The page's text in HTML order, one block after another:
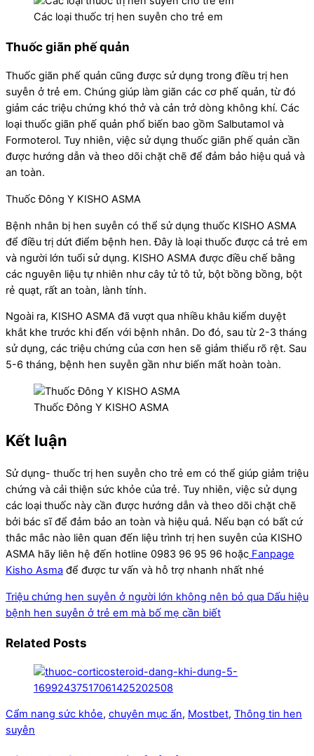
Các loại thuốc trị hen suyễn cho trẻ em
Thuốc giãn phế quản
Thuốc giãn phế quản cũng được sử dụng trong điều trị hen
suyễn ở trẻ em. Chúng giúp làm giãn các cơ phế quản, từ đó
giảm các triệu chứng khó thở và cản trở dòng không khí. Các
loại thuốc giãn phế quản phổ biến bao gồm Salbutamol và
Formoterol. Tuy nhiên, việc sử dụng thuốc giãn phế quản cần
được hướng dẫn và theo dõi chặt chẽ để đảm bảo hiệu quả và
an toàn.
Thuốc Đông Y KISHO ASMA
Bệnh nhân bị hen suyễn có thể sử dụng thuốc KISHO ASMA
để điều trị dứt điểm bệnh hen. Đây là loại thuốc được cả trẻ em
và người lớn tuổi sử dụng. KISHO ASMA được điều chế bằng
các nguyên liệu tự nhiên như cây tử tô tử, bột bồng bồng, bột
rẻ quạt, rất an toàn, lành tính.
Ngoài ra, KISHO ASMA đã vượt qua nhiều khâu kiểm duyệt
khắt khe trước khi đến với bệnh nhân. Do đó, sau từ 2-3 tháng
sử dụng, các triệu chứng của cơn hen sẽ giảm thiểu rõ rệt. Sau
5-6 tháng, bệnh hen suyễn gần như biến mất hoàn toàn.
Thuốc Đông Y KISHO ASMA
Kết luận
Sử dụng- thuốc trị hen suyễn cho trẻ em có thể giúp giảm triệu
chứng và cải thiện sức khỏe của trẻ. Tuy nhiên, việc sử dụng
các loại thuốc này cần được hướng dẫn và theo dõi chặt chẽ
bởi bác sĩ để đảm bảo an toàn và hiệu quả. Nếu bạn có bất cứ
thắc mắc nào liên quan đến liệu trình trị hen suyễn của KISHO
ASMA hãy liên hệ đến hotline 0983 96 95 96 hoặc Fanpage
Kisho Asma để được tư vấn và hỗ trợ nhanh nhất nhé
Triệu chứng hen suyễn ở người lớn không nên bỏ qua Dấu hiệu
bệnh hen suyễn ở trẻ em mà bố mẹ cần biết
Related Posts
Cẩm nang sức khỏe, chuyên mục ẩn, Mostbet, Thông tin hen
suyễn